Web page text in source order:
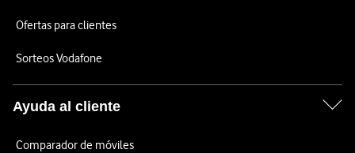
Ofertas para clientes
Sorteos Vodafone
Ayuda al cliente
Comparador de móviles